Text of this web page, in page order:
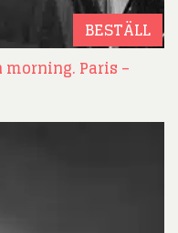
BESTÄLL
Paris –